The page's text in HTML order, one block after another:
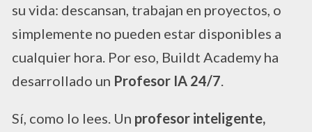
su vida: descansan, trabajan en proyectos, o
simplemente no pueden estar disponibles a
cualquier hora. Por eso, Buildt Academy ha
desarrollado un Profesor IA 24/7.
Sí, como lo lees. Un profesor inteligente,